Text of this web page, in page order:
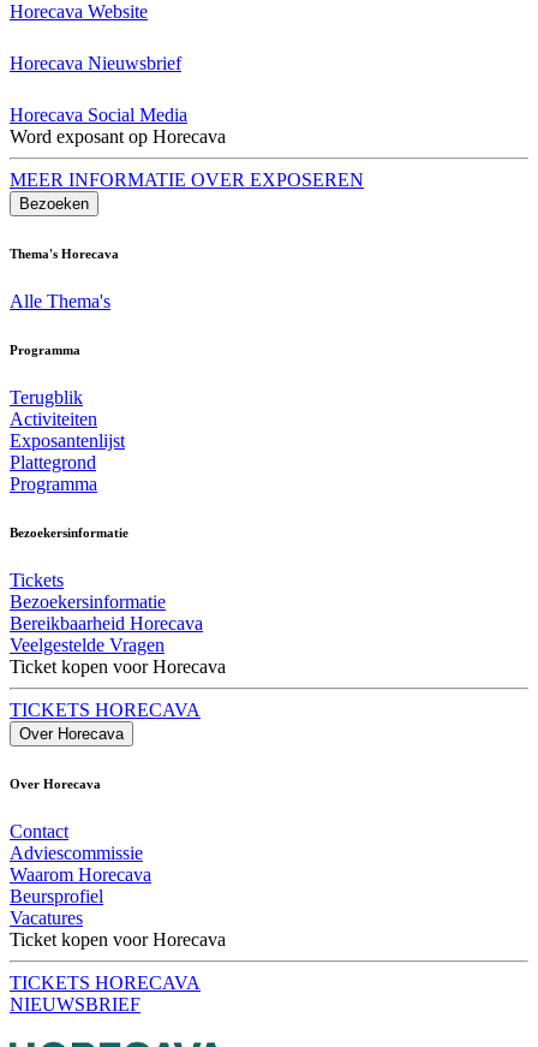
Horecava Website
Horecava Nieuwsbrief
Horecava Social Media
Word exposant op Horecava
MEER INFORMATIE OVER EXPOSEREN
Bezoeken
Thema's Horecava
Alle Thema's
Programma
Terugblik
Activiteiten
Exposantenlijst
Plattegrond
Programma
Bezoekersinformatie
Tickets
Bezoekersinformatie
Bereikbaarheid Horecava
Veelgestelde Vragen
Ticket kopen voor Horecava
TICKETS HORECAVA
Over Horecava
Over Horecava
Contact
Adviescommissie
Waarom Horecava
Beursprofiel
Vacatures
Ticket kopen voor Horecava
TICKETS HORECAVA
NIEUWSBRIEF